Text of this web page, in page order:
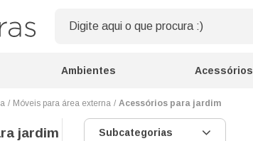
Ambientes Acessórios
Móveis para área externa Acessórios para jardim
jardim Subcategorias